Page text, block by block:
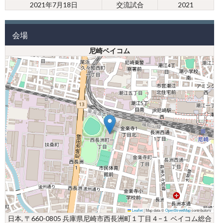
2021年7月18日
交流試合 2021
会場
尼崎ベイコム
Leaflet|Map data ©OpenStreetMapcontributors
日本, 〒660-0805 兵庫県尼崎市西長洲町１丁目４−１ ベイコム総合